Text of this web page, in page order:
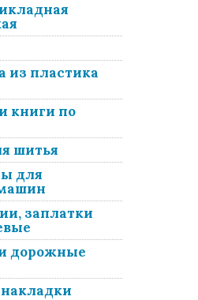
из пластика
книги по
шитья
для
заплатки
дорожные